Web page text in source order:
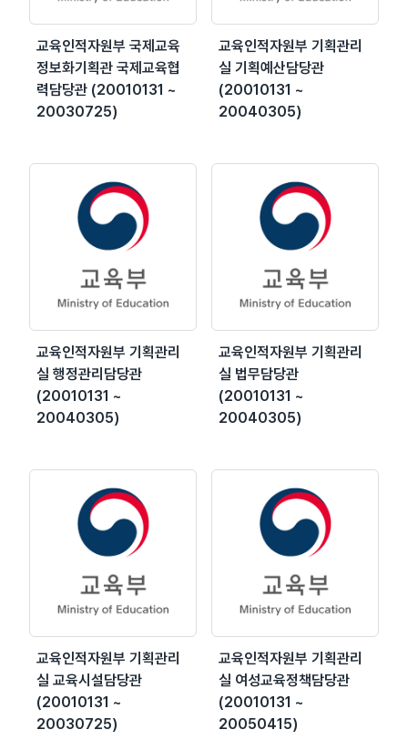
교육인적자원부 국제교육
정보화기획관 국제교육협
력담당관 (20010131 ~
20030725)
교육인적자원부 기획관리
실 기획예산담당관
(20010131 ~
20040305)
교육인적자원부 기획관리
실 행정관리담당관
(20010131 ~
20040305)
교육인적자원부 기획관리
실 법무담당관
(20010131 ~
20040305)
교육인적자원부 기획관리
실 교육시설담당관
(20010131 ~
20030725)
교육인적자원부 기획관리
실 여성교육정책담당관
(20010131 ~
20050415)